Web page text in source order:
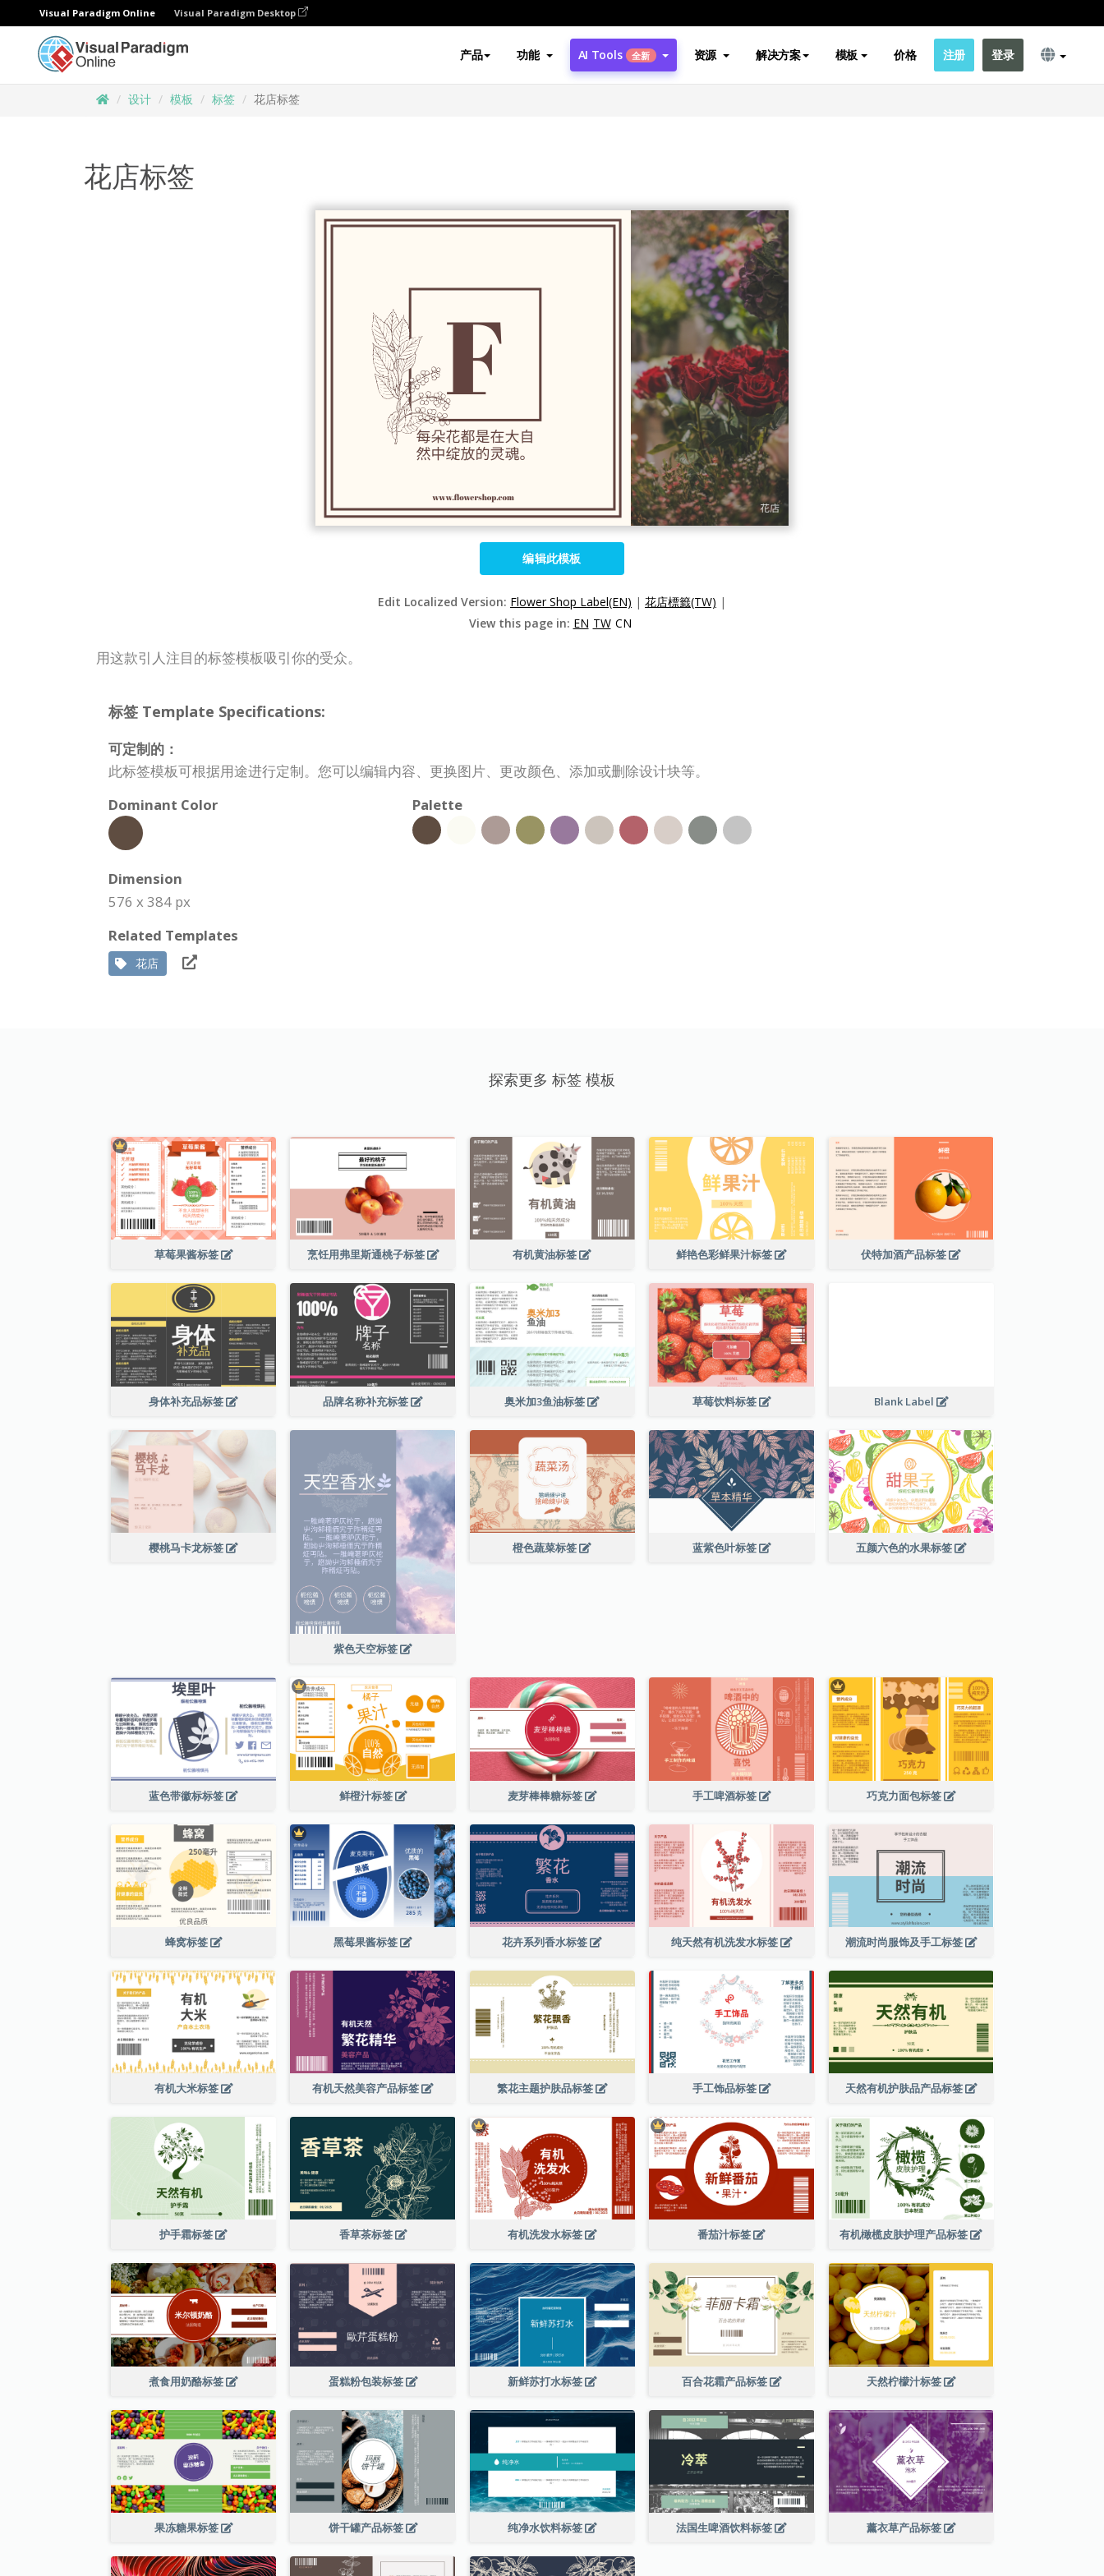
Visual Paradigm Online Visual Paradigm Desktop
产品 功能 AI Tools 全新 资源 解决方案 模板 价格 注册 登录
设计 模板 标签 花店标签
花店标签
编辑此模板
Edit Localized Version: Flower Shop Label(EN) | 花店標籤(TW) |
View this page in: EN TW CN
用这款引人注目的标签模板吸引你的受众。
标签 Template Specifications:
可定制的：
此标签模板可根据用途进行定制。您可以编辑内容、更换图片、更改颜色、添加或删除设计块等。
Dominant Color
Palette
Dimension
576 x 384 px
Related Templates
花店
探索更多 标签 模板
草莓果酱标签 烹饪用弗里斯通桃子标签 有机黄油标签 鲜艳色彩鲜果汁标签 伏特加酒产品标签
身体补充品标签 品牌名称补充标签 奥米加3鱼油标签 草莓饮料标签 Blank Label
樱桃马卡龙标签
紫色天空标签
橙色蔬菜标签 蓝紫色叶标签 五颜六色的水果标签
蓝色带徽标标签 鲜橙汁标签 麦芽棒棒糖标签 手工啤酒标签 巧克力面包标签
蜂窝标签 黑莓果酱标签 花卉系列香水标签 纯天然有机洗发水标签 潮流时尚服饰及手工标签
有机大米标签 有机天然美容产品标签 繁花主题护肤品标签 手工饰品标签 天然有机护肤品产品标签
护手霜标签 香草茶标签 有机洗发水标签 番茄汁标签 有机橄榄皮肤护理产品标签
煮食用奶酪标签 蛋糕粉包装标签 新鲜苏打水标签 百合花霜产品标签 天然柠檬汁标签
果冻糖果标签 饼干罐产品标签 纯净水饮料标签 法国生啤酒饮料标签 薰衣草产品标签